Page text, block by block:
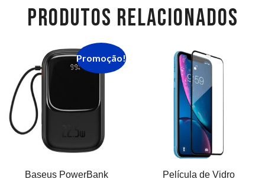
PRODUTOS RELACIONADOS
Promoção!
Baseus PowerBank
Película de Vidro